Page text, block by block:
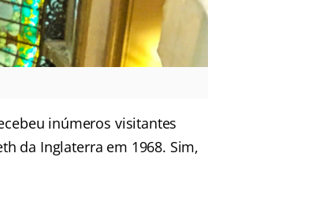
inúmeros visitantes
da Inglaterra em 1968. Sim,